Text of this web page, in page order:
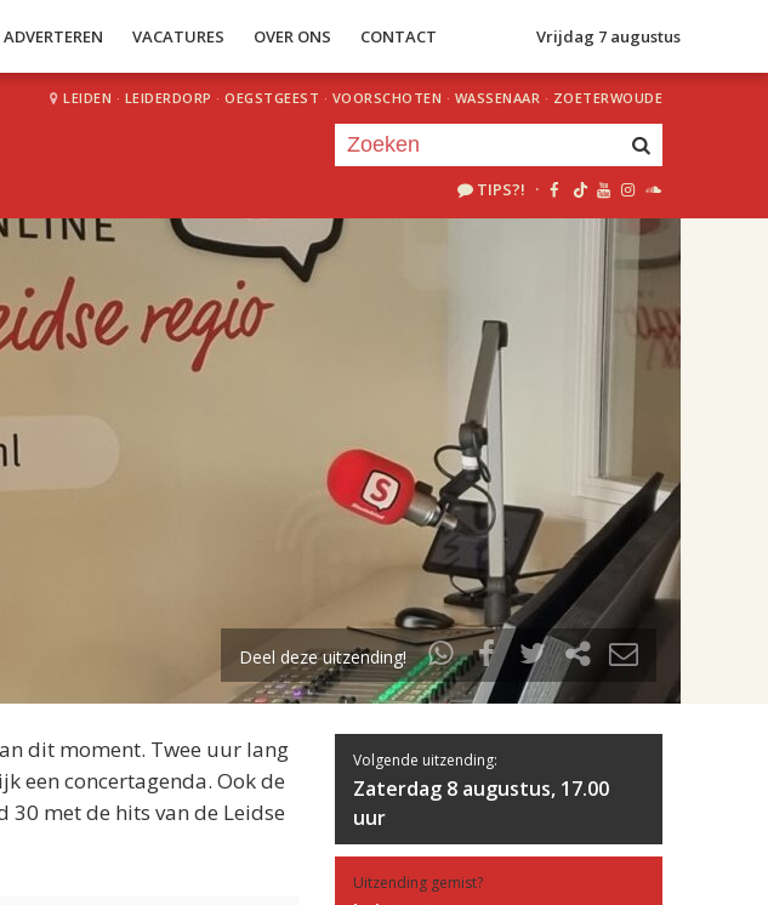
ADVERTEREN VACATURES OVER ONS CONTACT Vrijdag 7 augustus
LEIDEN · LEIDERDORP · OEGSTGEEST · VOORSCHOTEN · WASSENAAR · ZOETERWOUDE
TIPS?! ·
uur 1 van 2
Volgend uur
Deel deze uitzending!
dit moment. Twee uur lang
een concertagenda. Ook de
met de hits van de Leidse
Volgende uitzending:
Zaterdag 8 augustus, 17.00
uur
Uitzending gemist?